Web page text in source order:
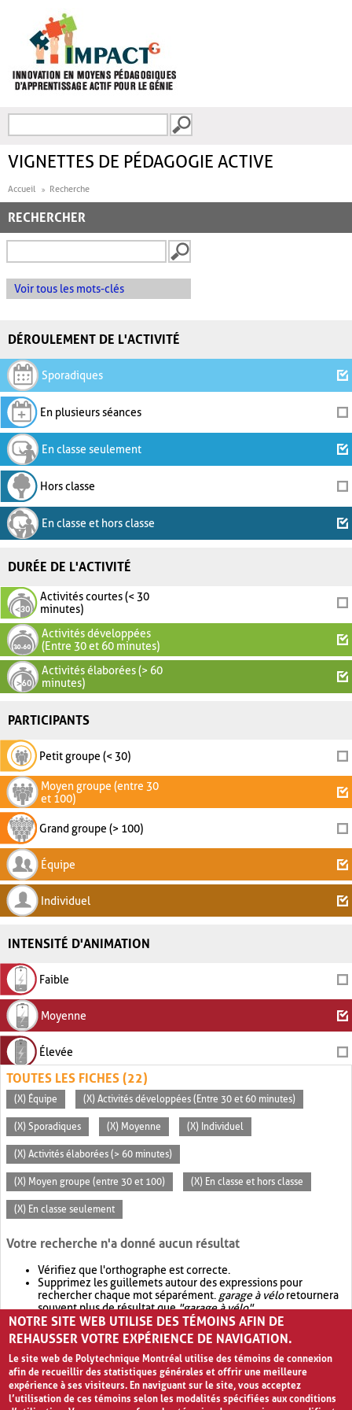
FORMULAIRE DE
VIGNETTES DE PÉDAGOGIE ACTIVE
Accueil Recherche
RECHERCHER
Voir tous les mots-clés
DÉROULEMENT DE L'ACTIVITÉ
Sporadiques
En plusieurs séances
En classe seulement
Hors classe
En classe et hors classe
DURÉE DE L'ACTIVITÉ
Activités courtes (< 30
minutes)
Activités développées
(Entre 30 et 60 minutes)
Activités élaborées (> 60
minutes)
PARTICIPANTS
Petit groupe (< 30)
Moyen groupe (entre 30
et 100)
Grand groupe (> 100)
Équipe
Individuel
INTENSITÉ D'ANIMATION
Faible
Moyenne
Élevée
TOUTES LES FICHES (22)
(X) Équipe (X) Activités développées (Entre 30 et 60 minutes)
(X) Sporadiques (X) Moyenne (X) Individuel
(X) Activités élaborées (> 60 minutes)
(X) Moyen groupe (entre 30 et 100) (X) En classe et hors classe
(X) En classe seulement
Votre recherche n'a donné aucun résultat
Vérifiez que l'orthographe est correcte.
Supprimez les guillemets autour des expressions pour
rechercher chaque mot séparément. garage à véloretournera
souvent plus de résultat que"garage à vélo".
Envisagez d'élargir votre recherche avec OR.garage OR vélo
retournera souvent plus de résultat quegarage à vélo
NOTRE SITE WEB UTILISE DES TÉMOINS AFIN DE
REHAUSSER VOTRE EXPÉRIENCE DE NAVIGATION.
Le site web de Polytechnique Montréal utilise des témoins de connexion
afin de recueillir des statistiques générales et offrir une meilleure
expérience à ses visiteurs. En naviguant sur le site, vous acceptez
l’utilisation de ces témoins selon les modalités spécifiées aux conditions